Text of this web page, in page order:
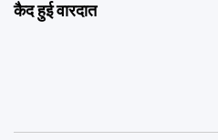
कैद हुई वारदात